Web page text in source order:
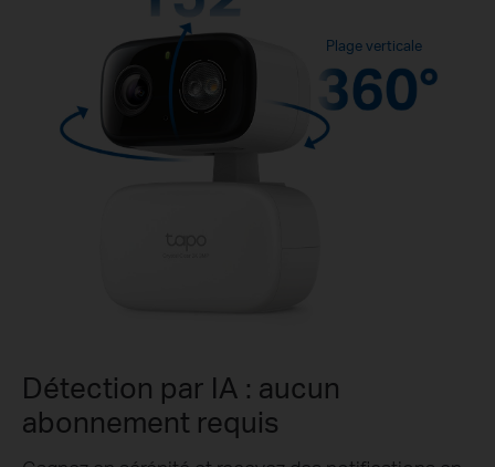
Plage verticale
Détection par IA : aucun
abonnement requis